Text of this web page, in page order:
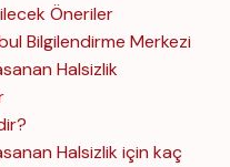
Öneriler
Bilgilendirme Merkezi
Halsizlik
Halsizlik için kaç